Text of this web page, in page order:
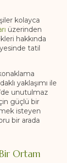
kolayca
üzerinden
hakkında
tatil
yaklaşımı ile
unutulmaz
güçlü bir
isteyen
bir arada
Ortam